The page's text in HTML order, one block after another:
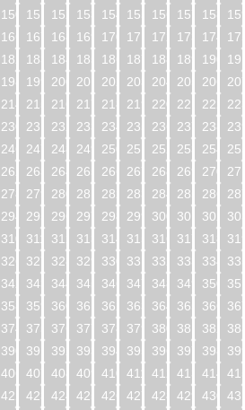
150 151 152 153 154 155 156 157 158
166 167 168 169 170 171 172 173 174
182 183 184 185 186 187 188 189 190
198 199 200 201 202 203 204 205 206
214 215 216 217 218 219 220 221 222
230 231 232 233 234 235 236 237 238
246 247 248 249 250 251 252 253 254
262 263 264 265 266 267 268 269 270
278 279 280 281 282 283 284 285 286
294 295 296 297 298 299 300 301 302
310 311 312 313 314 315 316 317 318
326 327 328 329 330 331 332 333 334
342 343 344 345 346 347 348 349 350
358 359 360 361 362 363 364 365 366
374 375 376 377 378 379 380 381 382
390 391 392 393 394 395 396 397 398
406 407 408 409 410 411 412 413 414
422 423 424 425 426 427 428 429 430